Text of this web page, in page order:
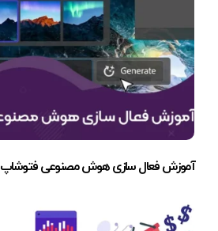
آموزش فعال سازی هوش مصنوعی فتوشاپ